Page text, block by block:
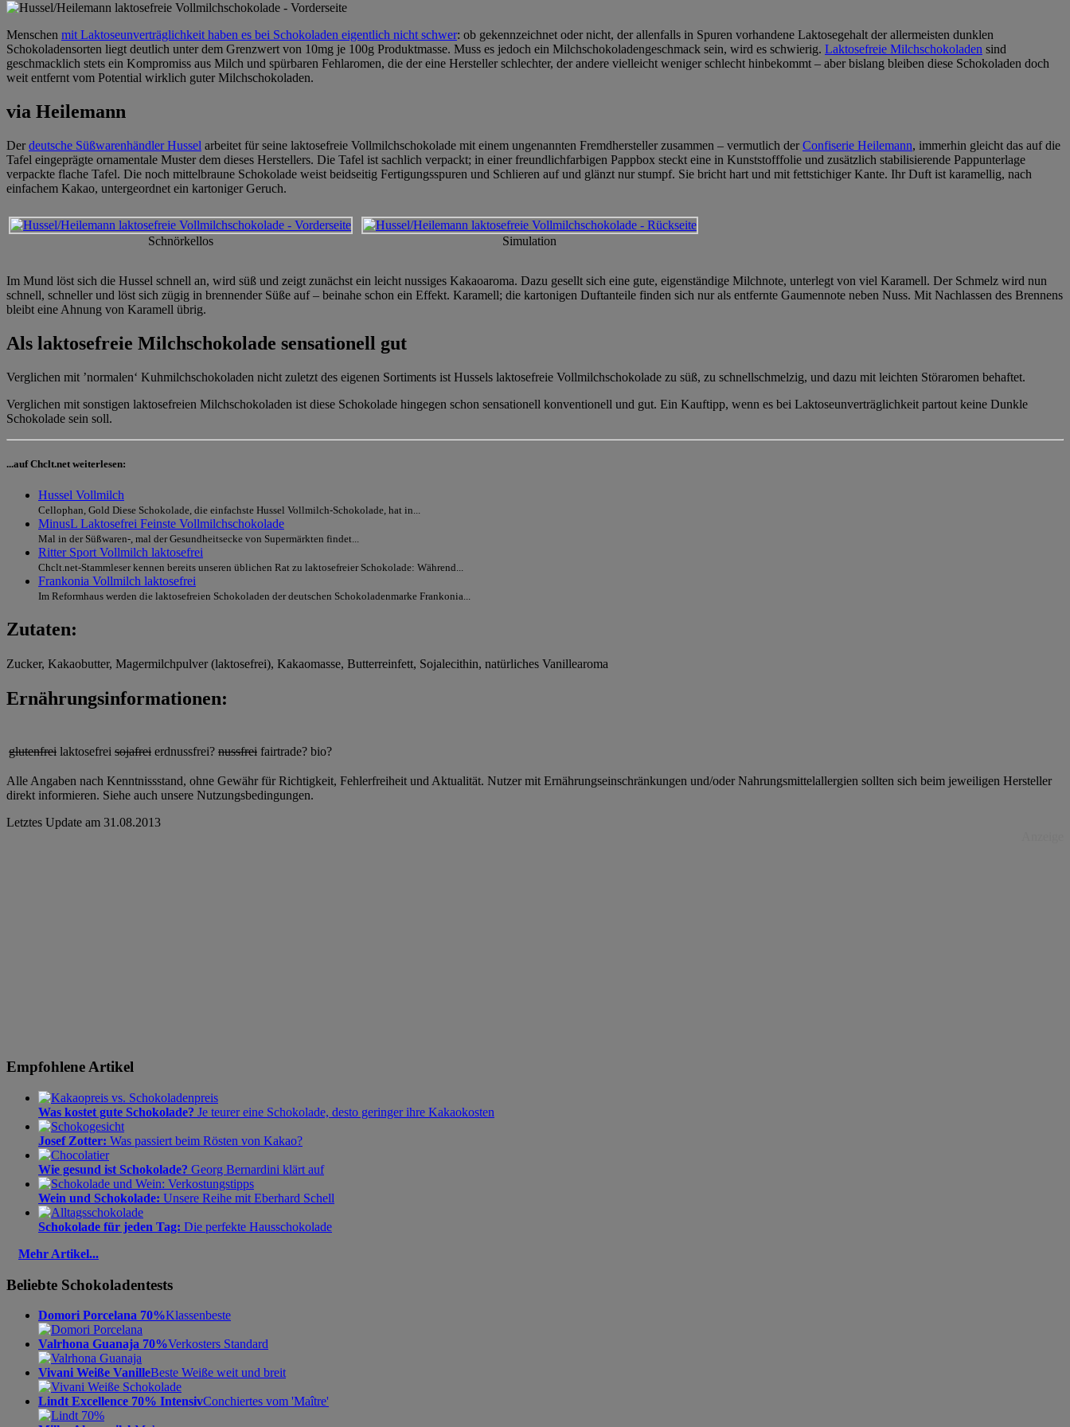
Menschen mit Laktoseunverträglichkeit haben es bei Schokoladen eigentlich nicht schwer: ob gekennzeichnet oder nicht, der allenfalls in Spuren vorhandene Laktosegehalt der allermeisten dunklen
Schokoladensorten liegt deutlich unter dem Grenzwert von 10mg je 100g Produktmasse. Muss es jedoch ein Milchschokoladengeschmack sein, wird es schwierig. Laktosefreie Milchschokoladen sind
geschmacklich stets ein Kompromiss aus Milch und spürbaren Fehlaromen, die der eine Hersteller schlechter, der andere vielleicht weniger schlecht hinbekommt – aber bislang bleiben diese Schokoladen doch
weit entfernt vom Potential wirklich guter Milchschokoladen.
via Heilemann
Derdeutsche Süßwarenhändler Hussel arbeitet für seine laktosefreie Vollmilchschokolade mit einem ungenannten Fremdhersteller zusammen – vermutlich derConfiserie Heilemann, immerhin gleicht das auf die
Tafel eingeprägte ornamentale Muster dem dieses Herstellers. Die Tafel ist sachlich verpackt; in einer freundlichfarbigen Pappbox steckt eine in Kunststofffolie und zusätzlich stabilisierende Pappunterlage
verpackte flache Tafel. Die noch mittelbraune Schokolade weist beidseitig Fertigungsspuren und Schlieren auf und glänzt nur stumpf. Sie bricht hart und mit fettstichiger Kante. Ihr Duft ist karamellig, nach
einfachem Kakao, untergeordnet ein kartoniger Geruch.
Schnörkellos Simulation
Im Mund löst sich die Hussel schnell an, wird süß und zeigt zunächst ein leicht nussiges Kakaoaroma. Dazu gesellt sich eine gute, eigenständige Milchnote, unterlegt von viel Karamell. Der Schmelz wird nun
schnell, schneller und löst sich zügig in brennender Süße auf – beinahe schon ein Effekt. Karamell; die kartonigen Duftanteile finden sich nur als entfernte Gaumennote neben Nuss. Mit Nachlassen des Brennens
bleibt eine Ahnung von Karamell übrig.
Als laktosefreie Milchschokolade sensationell gut
Verglichen mit ’normalen‘ Kuhmilchschokoladen nicht zuletzt des eigenen Sortiments ist Hussels laktosefreie Vollmilchschokolade zu süß, zu schnellschmelzig, und dazu mit leichten Störaromen behaftet.
Verglichen mit sonstigen laktosefreien Milchschokoladen ist diese Schokolade hingegen schon sensationell konventionell und gut. Ein Kauftipp, wenn es bei Laktoseunverträglichkeit partout keine Dunkle
Schokolade sein soll.
...auf Chclt.net weiterlesen:
Hussel Vollmilch
Cellophan, Gold Diese Schokolade, die einfachste Hussel Vollmilch-Schokolade, hat in...
MinusL Laktosefrei Feinste Vollmilchschokolade
Mal in der Süßwaren-, mal der Gesundheitsecke von Supermärkten findet...
Ritter Sport Vollmilch laktosefrei
Chclt.net-Stammleser kennen bereits unseren üblichen Rat zu laktosefreier Schokolade: Während...
Frankonia Vollmilch laktosefrei
Im Reformhaus werden die laktosefreien Schokoladen der deutschen Schokoladenmarke Frankonia...
Zutaten:
Zucker, Kakaobutter, Magermilchpulver (laktosefrei), Kakaomasse, Butterreinfett, Sojalecithin, natürliches Vanillearoma
Ernährungsinformationen:
glutenfrei laktosefrei sojafrei erdnussfrei? nussfrei fairtrade? bio?
Alle Angaben nach Kenntnissstand, ohne Gewähr für Richtigkeit, Fehlerfreiheit und Aktualität. Nutzer mit Ernährungseinschränkungen und/oder Nahrungsmittelallergien sollten sich beim jeweiligen Hersteller
direkt informieren. Siehe auch unsere Nutzungsbedingungen.
Letztes Update am 31.08.2013
Empfohlene Artikel
Was kostet gute Schokolade? Je teurer eine Schokolade, desto geringer ihre Kakaokosten
Josef Zotter: Was passiert beim Rösten von Kakao?
Wie gesund ist Schokolade? Georg Bernardini klärt auf
Wein und Schokolade: Unsere Reihe mit Eberhard Schell
Schokolade für jeden Tag: Die perfekte Hausschokolade
Mehr Artikel...
Beliebte Schokoladentests
Domori Porcelana 70%Klassenbeste
Valrhona Guanaja 70%Verkosters Standard
Vivani Weiße VanilleBeste Weiße weit und breit
Lindt Excellence 70% IntensivConchiertes vom 'Maître'